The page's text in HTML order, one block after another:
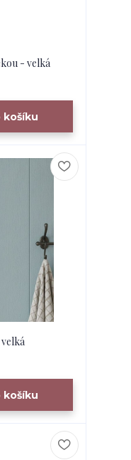
- velká
košíku
košíku